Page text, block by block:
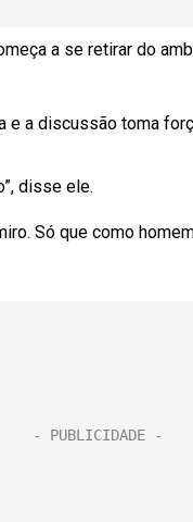
a se retirar do
e a discussão toma
disse ele.
Só que como